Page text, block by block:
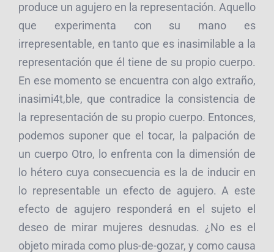
produce un agujero en la representación. Aquello
que experimenta con su mano es
irrepresentable, en tanto que es inasimilable a la
representación que él tiene de su propio cuerpo.
En ese momento se encuentra con algo extraño,
inasimi4t,ble, que contradice la consistencia de
la representación de su propio cuerpo. Entonces,
podemos suponer que el tocar, la palpación de
un cuerpo Otro, lo enfrenta con la dimensión de
lo hétero cuya consecuencia es la de inducir en
lo representable un efecto de agujero. A este
efecto de agujero responderá en el sujeto el
deseo de mirar mujeres desnudas. ¿No es el
objeto mirada como plus-de-gozar, y como causa